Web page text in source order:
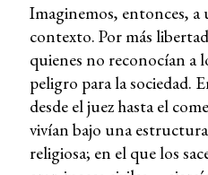
Imaginemos, entonces, a
contexto. Por más
quienes no reconocían a
peligro para la sociedad.
desde el juez hasta el
vivían bajo una
religiosa; en el que los